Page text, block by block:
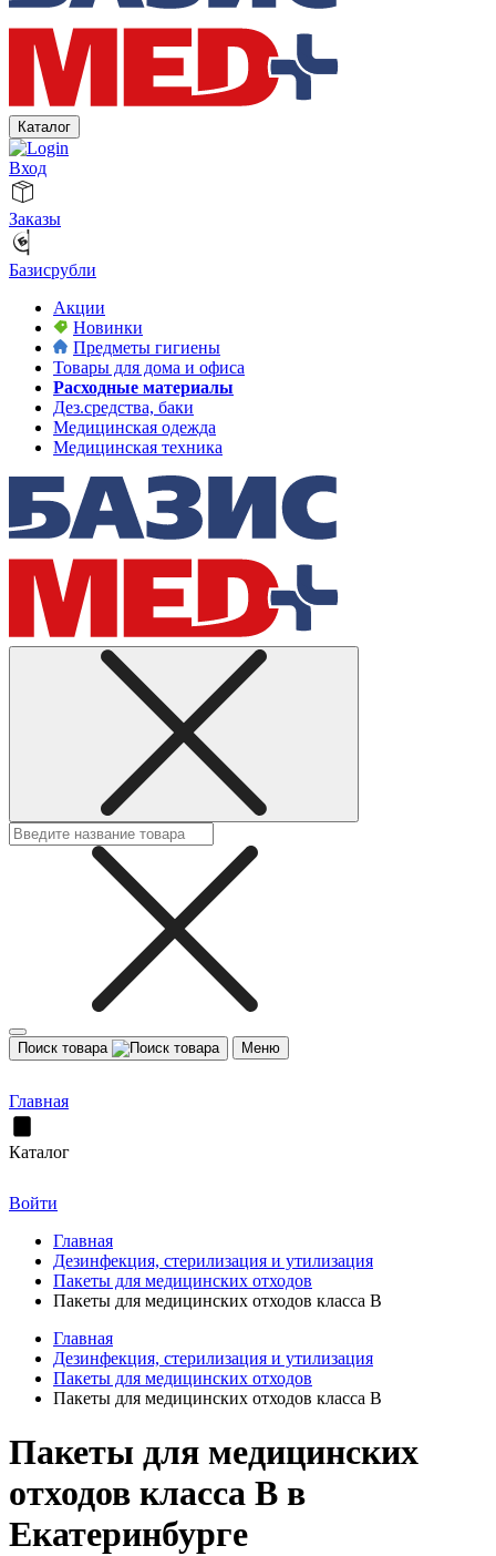
Каталог
Вход
Заказы
Базисрубли
Акции
Новинки
Предметы гигиены
Товары для дома и офиса
Расходные материалы
Дез.средства, баки
Медицинская одежда
Медицинская техника
Поиск товара Меню
Главная
Каталог
Войти
Главная
Дезинфекция, стерилизация и утилизация
Пакеты для медицинских отходов
Пакеты для медицинских отходов класса В
Главная
Дезинфекция, стерилизация и утилизация
Пакеты для медицинских отходов
Пакеты для медицинских отходов класса В
Пакеты для медицинских
отходов класса В в
Екатеринбурге